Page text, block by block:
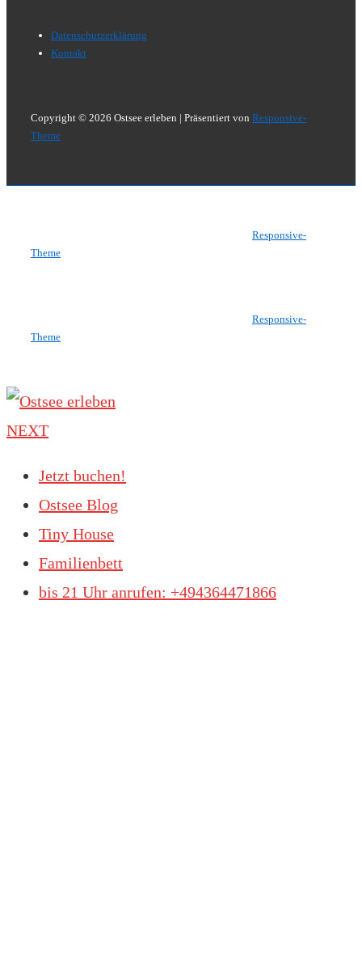
Footer-
Menü
Datenschutzerklärung
Kontakt
Copyright © 2026 Ostsee erleben | Präsentiert von Responsive-
Theme
Responsive-
Theme
Responsive-
Theme
NEXT
Jetzt buchen!
Ostsee Blog
Tiny House
Familienbett
bis 21 Uhr anrufen: +494364471866